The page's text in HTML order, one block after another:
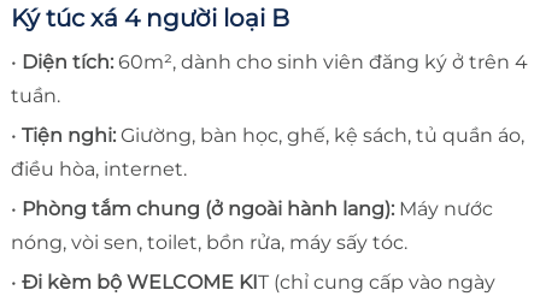
Ký túc xá 4 người loại B
• Diện tích:60m², dành cho sinh viên đăng ký ở trên 4
tuần.
• Tiện nghi: Giường, bàn học, ghế, kệ sách, tủ quần áo,
điều hòa, internet.
• Phòng tắm chung (ở ngoài hành lang):Máy nước
nóng, vòi sen, toilet, bồn rửa, máy sấy tóc.
• Đi kèm bộ WELCOME KIT (chỉ cung cấp vào ngày